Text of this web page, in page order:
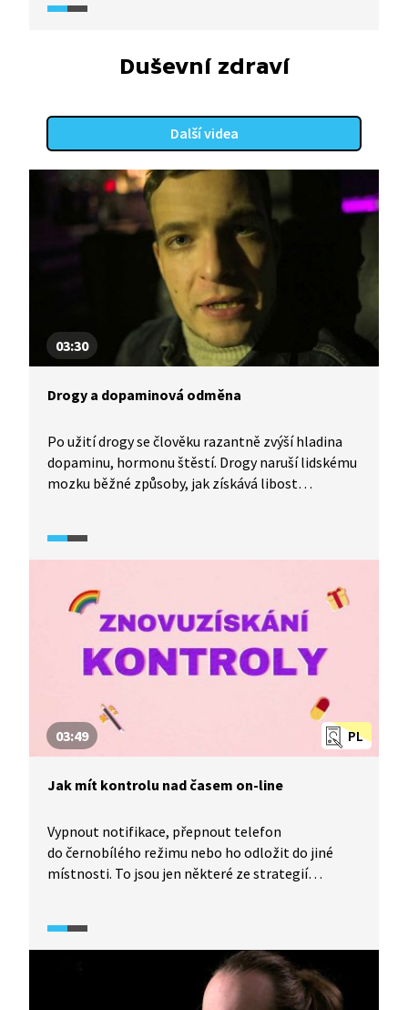
posilování, tedy mechanismy, které z nás dělají
algoritmy přizpůsobují obsah uživateli a jaké
designové prvky (nekonečný scroll, engagement
prodlužují čas strávený online. Video tak propojuje
biologii, psychologii a mediální studia a nabízí
zkušeností se sociálními sítěmi.
Duševní zdraví
Další videa
03:30
Drogy a dopaminová odměna
Po užití drogy se člověku razantně zvýší hladina
dopaminu, hormonu štěstí. Drogy naruší lidskému
mozku běžné způsoby, jak získává libost
si ale mozek neumí vyhodnotit. Video je součástí
PL
03:49
Jak mít kontrolu nad časem on-line
Vypnout notifikace, přepnout telefon
do černobílého režimu nebo ho odložit do jiné
místnosti. To jsou jen některé ze strategií
(2023). Ukazuje, že pozornost je omezený zdroj
a každé chování si s jiným konkuruje, čas strávený
s přáteli je tak časem, který nepatří aplikacím.
Upozorňuje, že zodpovědnost neleží jen